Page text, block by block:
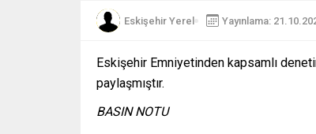
Eskişehir Yerel Yayınlama:
Eskişehir Emniyetinden kapsamlı
paylaşmıştır.
BASIN NOTU